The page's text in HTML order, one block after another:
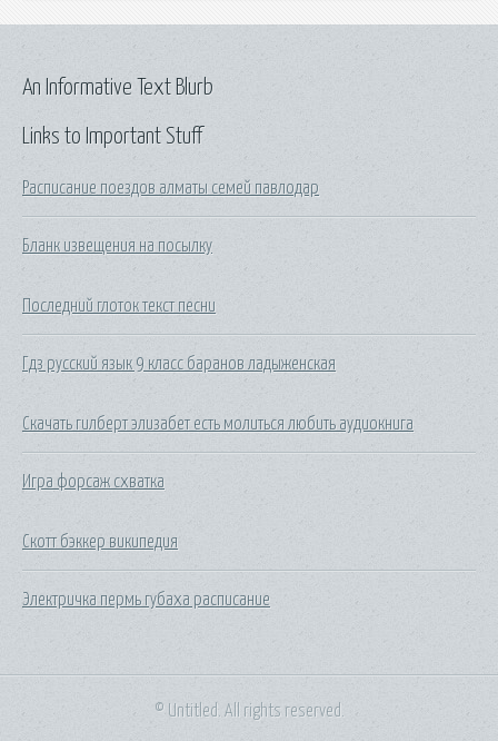
Links to Important Stuff
Расписание поездов алматы семей павлодар
Бланк извещения на посылку
Последний глоток текст песни
Гдз русский язык 9 класс баранов ладыженская
Скачать гилберт элизабет есть молиться любить аудиокнига
Игра форсаж схватка
Скотт бэккер википедия
Электричка пермь губаха расписание
An Informative Text Blurb
© Untitled. All rights reserved.